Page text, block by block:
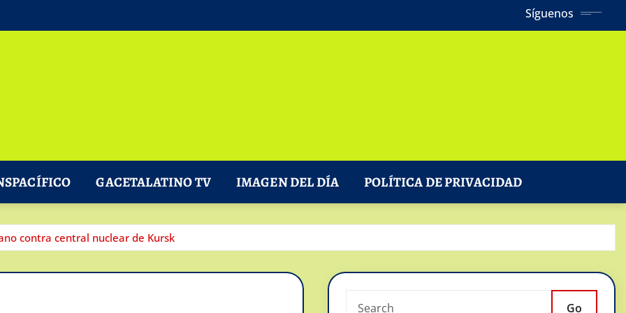
Síguenos
GACETALATINO TV IMAGEN DEL DÍA POLÍTICA DE PRIVACIDAD
contra central nuclear de Kursk
Go